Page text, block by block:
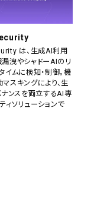
は、生成AI利用
洩やシャドーAIのリ
イムに検知・制御。機
スキングにより、生
ンスを両立するAI専
ィソリューションで